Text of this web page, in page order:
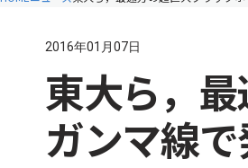
2016年01月07日
東大ら，
ガンマ線